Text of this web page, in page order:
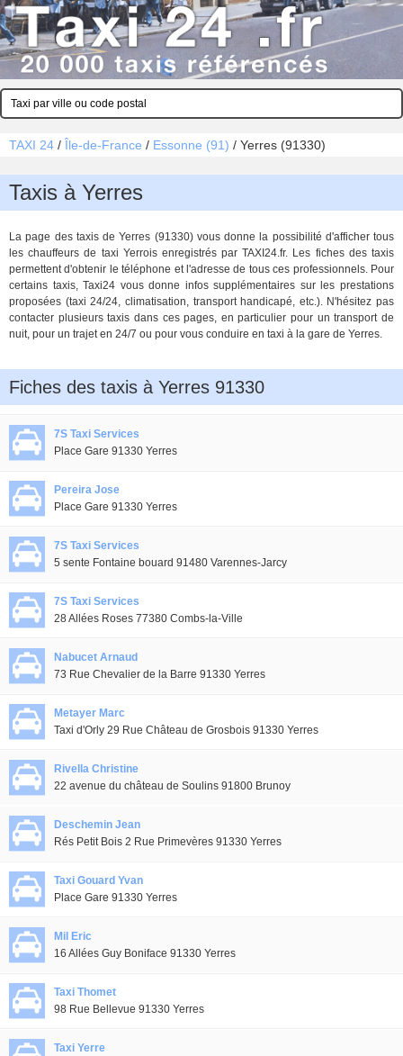
TAXI 24 / Île-de-France / Essonne (91) / Yerres (91330)
Taxis à Yerres
La page des taxis de Yerres (91330) vous donne la possibilité d'afficher tous
les chauffeurs de taxi Yerrois enregistrés par TAXI24.fr. Les fiches des taxis
permettent d'obtenir le téléphone et l'adresse de tous ces professionnels. Pour
certains taxis, Taxi24 vous donne infos supplémentaires sur les prestations
proposées (taxi 24/24, climatisation, transport handicapé, etc.). N'hésitez pas
contacter plusieurs taxis dans ces pages, en particulier pour un transport de
nuit, pour un trajet en 24/7 ou pour vous conduire en taxi à la gare de Yerres.
Fiches des taxis à Yerres 91330
7S Taxi Services
Place Gare 91330 Yerres
Pereira Jose
Place Gare 91330 Yerres
7S Taxi Services
5 sente Fontaine bouard 91480 Varennes-Jarcy
7S Taxi Services
28 Allées Roses 77380 Combs-la-Ville
Nabucet Arnaud
73 Rue Chevalier de la Barre 91330 Yerres
Metayer Marc
Taxi d'Orly 29 Rue Château de Grosbois 91330 Yerres
Rivella Christine
22 avenue du château de Soulins 91800 Brunoy
Deschemin Jean
Rés Petit Bois 2 Rue Primevères 91330 Yerres
Taxi Gouard Yvan
Place Gare 91330 Yerres
Mil Eric
16 Allées Guy Boniface 91330 Yerres
Taxi Thomet
98 Rue Bellevue 91330 Yerres
Taxi Yerre